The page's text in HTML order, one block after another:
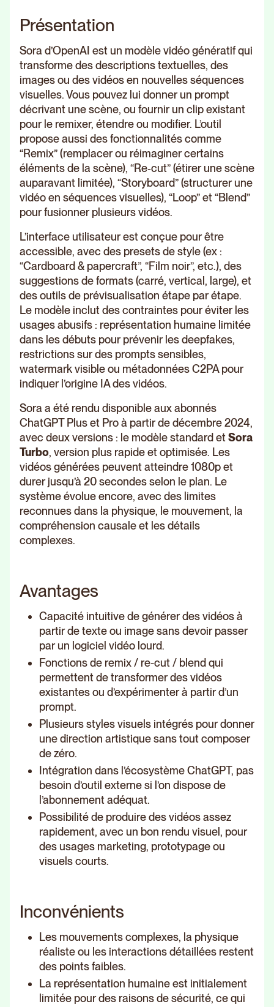
Présentation
Sora d’OpenAI est un modèle vidéo génératif qui
transforme des descriptions textuelles, des
images ou des vidéos en nouvelles séquences
visuelles. Vous pouvez lui donner un prompt
décrivant une scène, ou fournir un clip existant
pour le remixer, étendre ou modifier. L’outil
propose aussi des fonctionnalités comme
“Remix” (remplacer ou réimaginer certains
éléments de la scène), “Re‑cut” (étirer une scène
auparavant limitée), “Storyboard” (structurer une
vidéo en séquences visuelles), “Loop” et “Blend”
pour fusionner plusieurs vidéos.
L’interface utilisateur est conçue pour être
accessible, avec des presets de style (ex :
“Cardboard & papercraft”, “Film noir”, etc.), des
suggestions de formats (carré, vertical, large), et
des outils de prévisualisation étape par étape.
Le modèle inclut des contraintes pour éviter les
usages abusifs : représentation humaine limitée
dans les débuts pour prévenir les deepfakes,
restrictions sur des prompts sensibles,
watermark visible ou métadonnées C2PA pour
indiquer l’origine IA des vidéos.
Sora a été rendu disponible aux abonnés
ChatGPT Plus et Pro à partir de décembre 2024,
avec deux versions : le modèle standard etSora
Turbo, version plus rapide et optimisée. Les
vidéos générées peuvent atteindre 1080p et
durer jusqu’à 20 secondes selon le plan. Le
système évolue encore, avec des limites
reconnues dans la physique, le mouvement, la
compréhension causale et les détails
complexes.
Avantages
Capacité intuitive de générer des vidéos à
partir de texte ou image sans devoir passer
par un logiciel vidéo lourd.
Fonctions de remix / re-cut / blend qui
permettent de transformer des vidéos
existantes ou d’expérimenter à partir d’un
prompt.
Plusieurs styles visuels intégrés pour donner
une direction artistique sans tout composer
de zéro.
Intégration dans l’écosystème ChatGPT, pas
besoin d’outil externe si l’on dispose de
l’abonnement adéquat.
Possibilité de produire des vidéos assez
rapidement, avec un bon rendu visuel, pour
des usages marketing, prototypage ou
visuels courts.
Inconvénients
Les mouvements complexes, la physique
réaliste ou les interactions détaillées restent
des points faibles.
La représentation humaine est initialement
limitée pour des raisons de sécurité, ce qui